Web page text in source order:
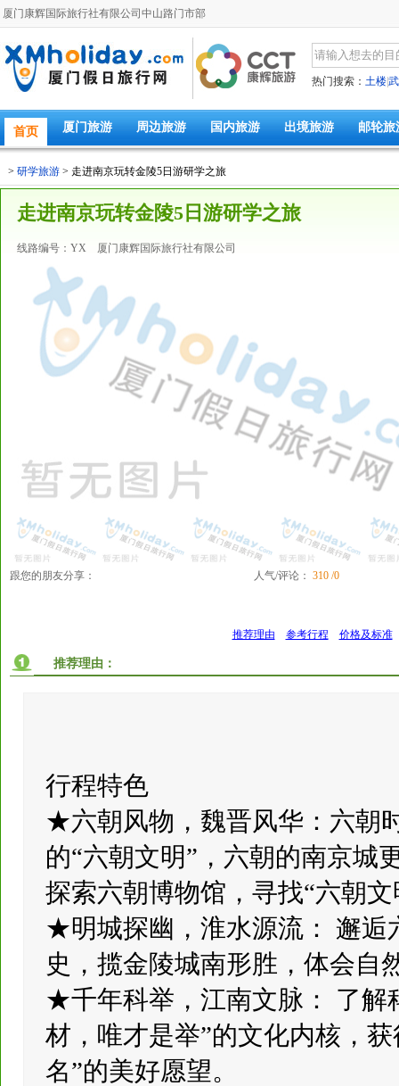
厦门康辉国际旅行社有限公司中山路门市部
热门搜索： 土楼
首页 厦门旅游 周边旅游 国内旅游 出境旅游 邮轮旅
> 研学旅游 > 走进南京玩转金陵5日游研学之旅
走进南京玩转金陵5日游研学之旅
线路编号：YX 厦门康辉国际旅行社有限公司
跟您的朋友分享： 人气/评论： 310 /0
推荐理由 参考行程 价格及标准
推荐理由：
行程特色
★六朝风物，魏晋风华：六朝
的“六朝文明”，六朝的南京城
探索六朝博物馆，寻找“六朝文
★明城探幽，淮水源流： 邂逅
史，揽金陵城南形胜，体会自
★千年科举，江南文脉： 了解
材，唯才是举”的文化内核，
名”的美好愿望。